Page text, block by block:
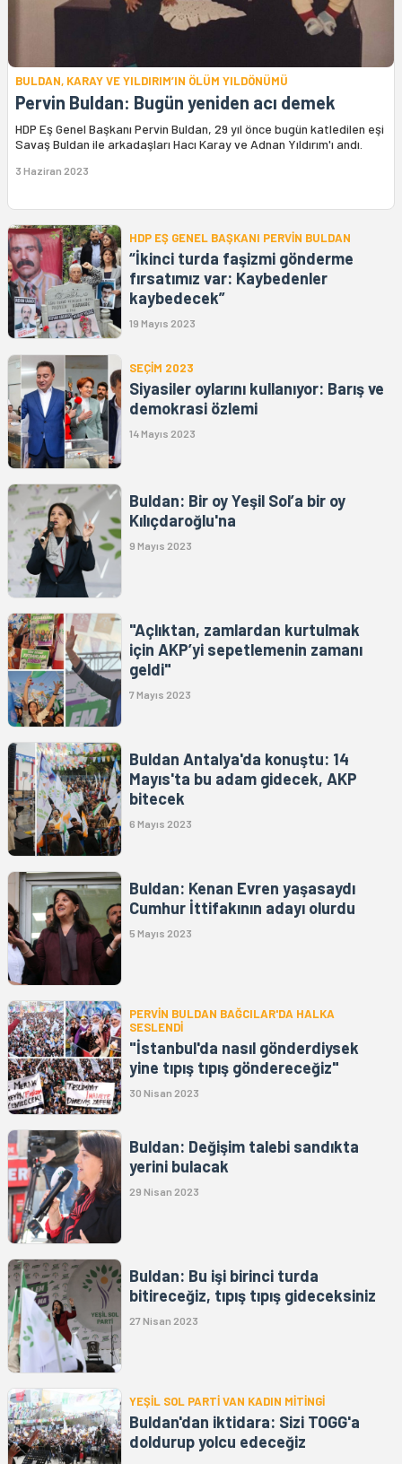
BULDAN, KARAY VE YILDIRIM’IN ÖLÜM YILDÖNÜMÜ
Pervin Buldan: Bugün yeniden acı demek
HDP Eş Genel Başkanı Pervin Buldan, 29 yıl önce bugün katledilen eşi
Savaş Buldan ile arkadaşları Hacı Karay ve Adnan Yıldırım'ı andı.
3 Haziran 2023
HDP EŞ GENEL BAŞKANI PERVİN BULDAN
“İkinci turda faşizmi gönderme
fırsatımız var: Kaybedenler
kaybedecek”
19 Mayıs 2023
SEÇİM 2023
Siyasiler oylarını kullanıyor: Barış ve
demokrasi özlemi
14 Mayıs 2023
Buldan: Bir oy Yeşil Sol’a bir oy
Kılıçdaroğlu'na
9 Mayıs 2023
"Açlıktan, zamlardan kurtulmak
için AKP’yi sepetlemenin zamanı
geldi"
7 Mayıs 2023
Buldan Antalya'da konuştu: 14
Mayıs'ta bu adam gidecek, AKP
bitecek
6 Mayıs 2023
Buldan: Kenan Evren yaşasaydı
Cumhur İttifakının adayı olurdu
5 Mayıs 2023
PERVİN BULDAN BAĞCILAR'DA HALKA
SESLENDİ
"İstanbul'da nasıl gönderdiysek
yine tıpış tıpış göndereceğiz"
30 Nisan 2023
Buldan: Değişim talebi sandıkta
yerini bulacak
29 Nisan 2023
Buldan: Bu işi birinci turda
bitireceğiz, tıpış tıpış gideceksiniz
27 Nisan 2023
YEŞİL SOL PARTİ VAN KADIN MİTİNGİ
Buldan'dan iktidara: Sizi TOGG'a
doldurup yolcu edeceğiz